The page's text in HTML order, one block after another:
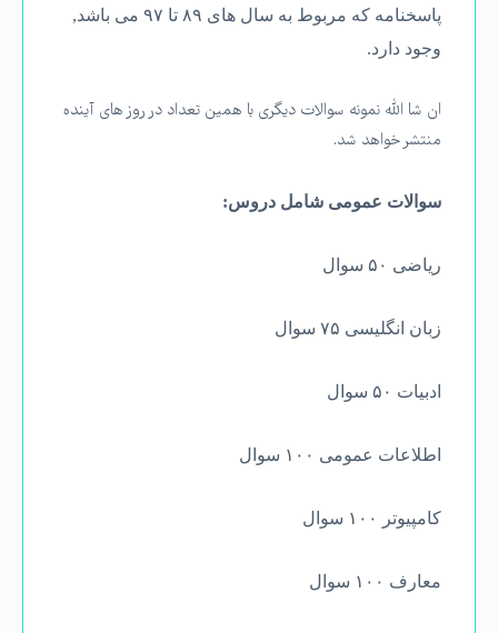
پاسخنامه که مربوط به سال های ۸۹ تا ۹۷ می باشد,
وجود دارد.
ان شا الله نمونه سوالات دیگری با همین تعداد در روز های آینده
منتشر خواهد شد.
سوالات عمومی شامل دروس:
ریاضی ۵۰ سوال
زبان انگلیسی ۷۵ سوال
ادبیات ۵۰ سوال
اطلاعات عمومی ۱۰۰ سوال
کامپیوتر ۱۰۰ سوال
معارف ۱۰۰ سوال